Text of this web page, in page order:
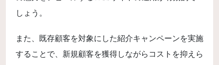
しょう。
また、既存顧客を対象にした紹介キャンペーンを実施
することで、新規顧客を獲得しながらコストを抑えら